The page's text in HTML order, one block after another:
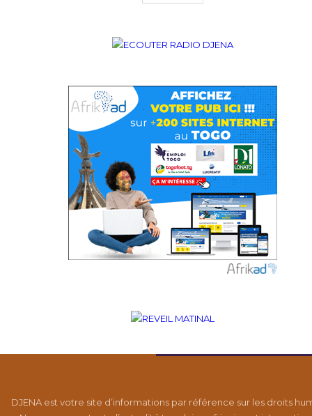
DJENA est votre site d’informations par référence sur les droits